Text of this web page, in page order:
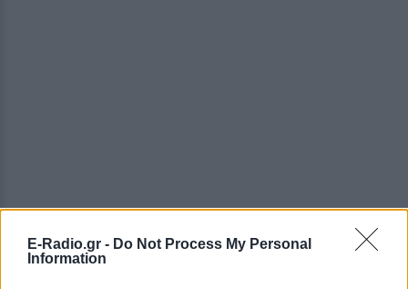
E-Radio.gr - Do Not Process My Personal
Information